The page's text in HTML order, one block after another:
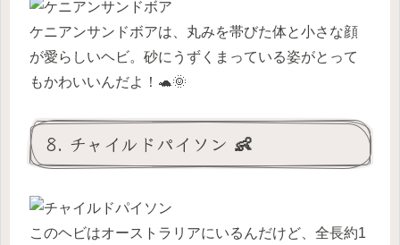
ケニアンサンドボアは、丸みを帯びた体と小さな顔
が愛らしいヘビ。砂にうずくまっている姿がとって
もかわいいんだよ！🐢🌞
8. チャイルドパイソン 👶
このヘビはオーストラリアにいるんだけど、全長約1